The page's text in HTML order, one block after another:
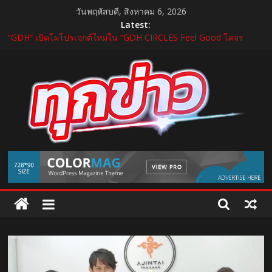
content
วันพฤหัสบดี, สิงหาคม 6, 2026
Latest:
“GDH” เปิดโผโปรเจกต์ใหม่ใน “GDH CIRCLES Feel Good โคจร
แถลงใหญ่ปีที่ 11! บุรีรัมย์ มาราธอน 2027 เปิดศักราชใหม่ เดินหน้าสู่
Marathon Destination แห่งเอเชีย
บำรุงราษฎร์ ยกระดับศูนย์เวชศาสตร์การกีฬาและข้อ ดูแลแบบองค์
รวม ตอบรับเทรนด์ Active Lifestyle
บีโอไอผนึกพันธมิตรจัด THECA 2026 เชื่อมห่วงโซ่อิเล็กทรอนิกส์ หนุน
ไทยสู่ฐานผลิตเทคโนโลยีขั้นสูง
กระทรวงคมนาคม เปิดนิทรรศการ “เกษมสุขทุกค่ำเช้า” เฉลิม
พระชนมพรรษา พระบาทสมเด็จพระเจ้าอยู่หัว 28 กรกฎาคม 2569
TukKhao
AllNews